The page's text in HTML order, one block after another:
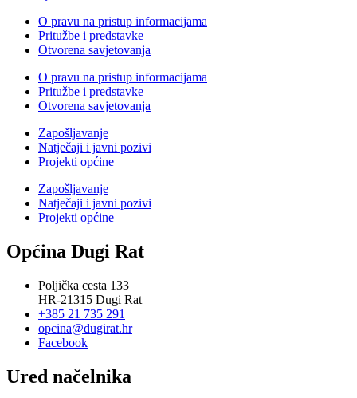
O pravu na pristup informacijama
Pritužbe i predstavke
Otvorena savjetovanja
O pravu na pristup informacijama
Pritužbe i predstavke
Otvorena savjetovanja
Zapošljavanje
Natječaji i javni pozivi
Projekti općine
Zapošljavanje
Natječaji i javni pozivi
Projekti općine
Općina Dugi Rat
Poljička cesta 133
HR-21315 Dugi Rat
+385 21 735 291
opcina@dugirat.hr
Facebook
Ured načelnika